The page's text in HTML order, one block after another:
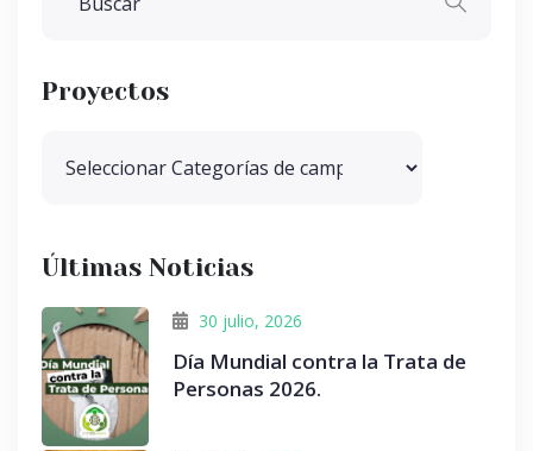
Proyectos
Últimas Noticias
30 julio, 2026
Día Mundial contra la Trata de
Personas 2026.